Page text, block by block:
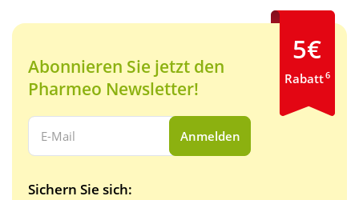
Abonnieren Sie jetzt den
Pharmeo Newsletter!
Ihre E-Mail Adresse:
Anmelden
Sichern Sie sich:
5€
Rabatt6